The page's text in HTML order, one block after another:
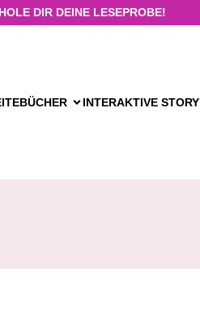
DIR DEINE LESEPROBE!
BÜCHER INTERAKTIVE STORY